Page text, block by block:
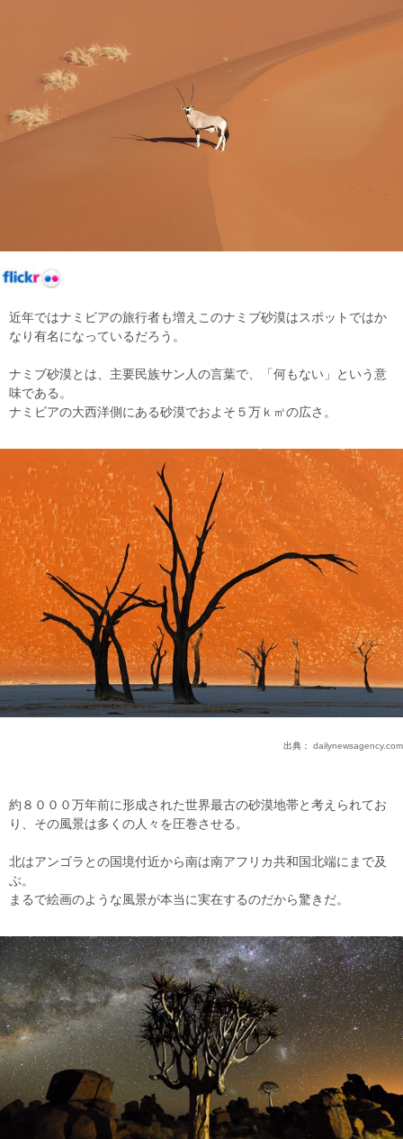
近年ではナミビアの旅行者も増えこのナミブ砂漠はスポットではか
なり有名になっているだろう。
ナミブ砂漠とは、主要民族サン人の言葉で、「何もない」という意
味である。
ナミビアの大西洋側にある砂漠でおよそ５万ｋ㎡の広さ。
出典： dailynewsagency.com
約８０００万年前に形成された世界最古の砂漠地帯と考えられてお
り、その風景は多くの人々を圧巻させる。
北はアンゴラとの国境付近から南は南アフリカ共和国北端にまで及
ぶ。
まるで絵画のような風景が本当に実在するのだから驚きだ。